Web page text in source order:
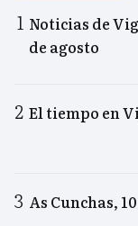
Noticias de
de agosto
El tiempo en
As Cunchas,